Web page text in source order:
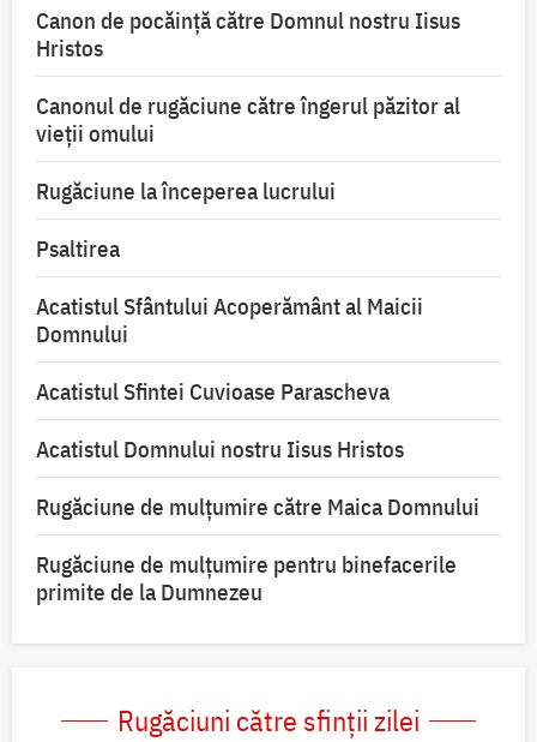
Canon de pocăință către Domnul nostru Iisus
Hristos
Canonul de rugăciune către îngerul păzitor al
vieții omului
Rugăciune la începerea lucrului
Psaltirea
Acatistul Sfântului Acoperământ al Maicii
Domnului
Acatistul Sfintei Cuvioase Parascheva
Acatistul Domnului nostru Iisus Hristos
Rugăciune de mulţumire către Maica Domnului
Rugăciune de mulțumire pentru binefacerile
primite de la Dumnezeu
Rugăciuni către sfinții zilei